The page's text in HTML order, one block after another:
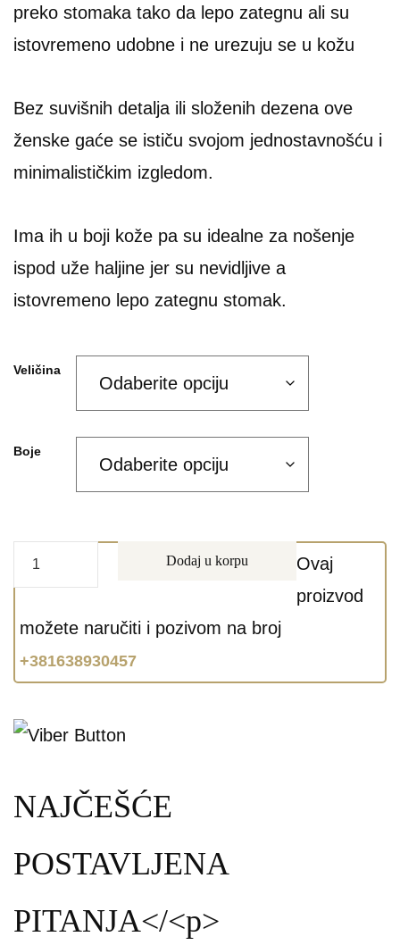
preko stomaka tako da lepo zategnu ali su
istovremeno udobne i ne urezuju se u kožu
Bez suvišnih detalja ili složenih dezena ove
ženske gaće se ističu svojom jednostavnošću i
minimalističkim izgledom.
Ima ih u boji kože pa su idealne za nošenje
ispod uže haljine jer su nevidljive a
istovremeno lepo zategnu stomak.
Veličina
Boje
Dodaj u korpu
Ovaj
proizvod
možete naručiti i pozivom na broj
+381638930457
NAJČEŠĆE
POSTAVLJENA
PITANJA</<p>